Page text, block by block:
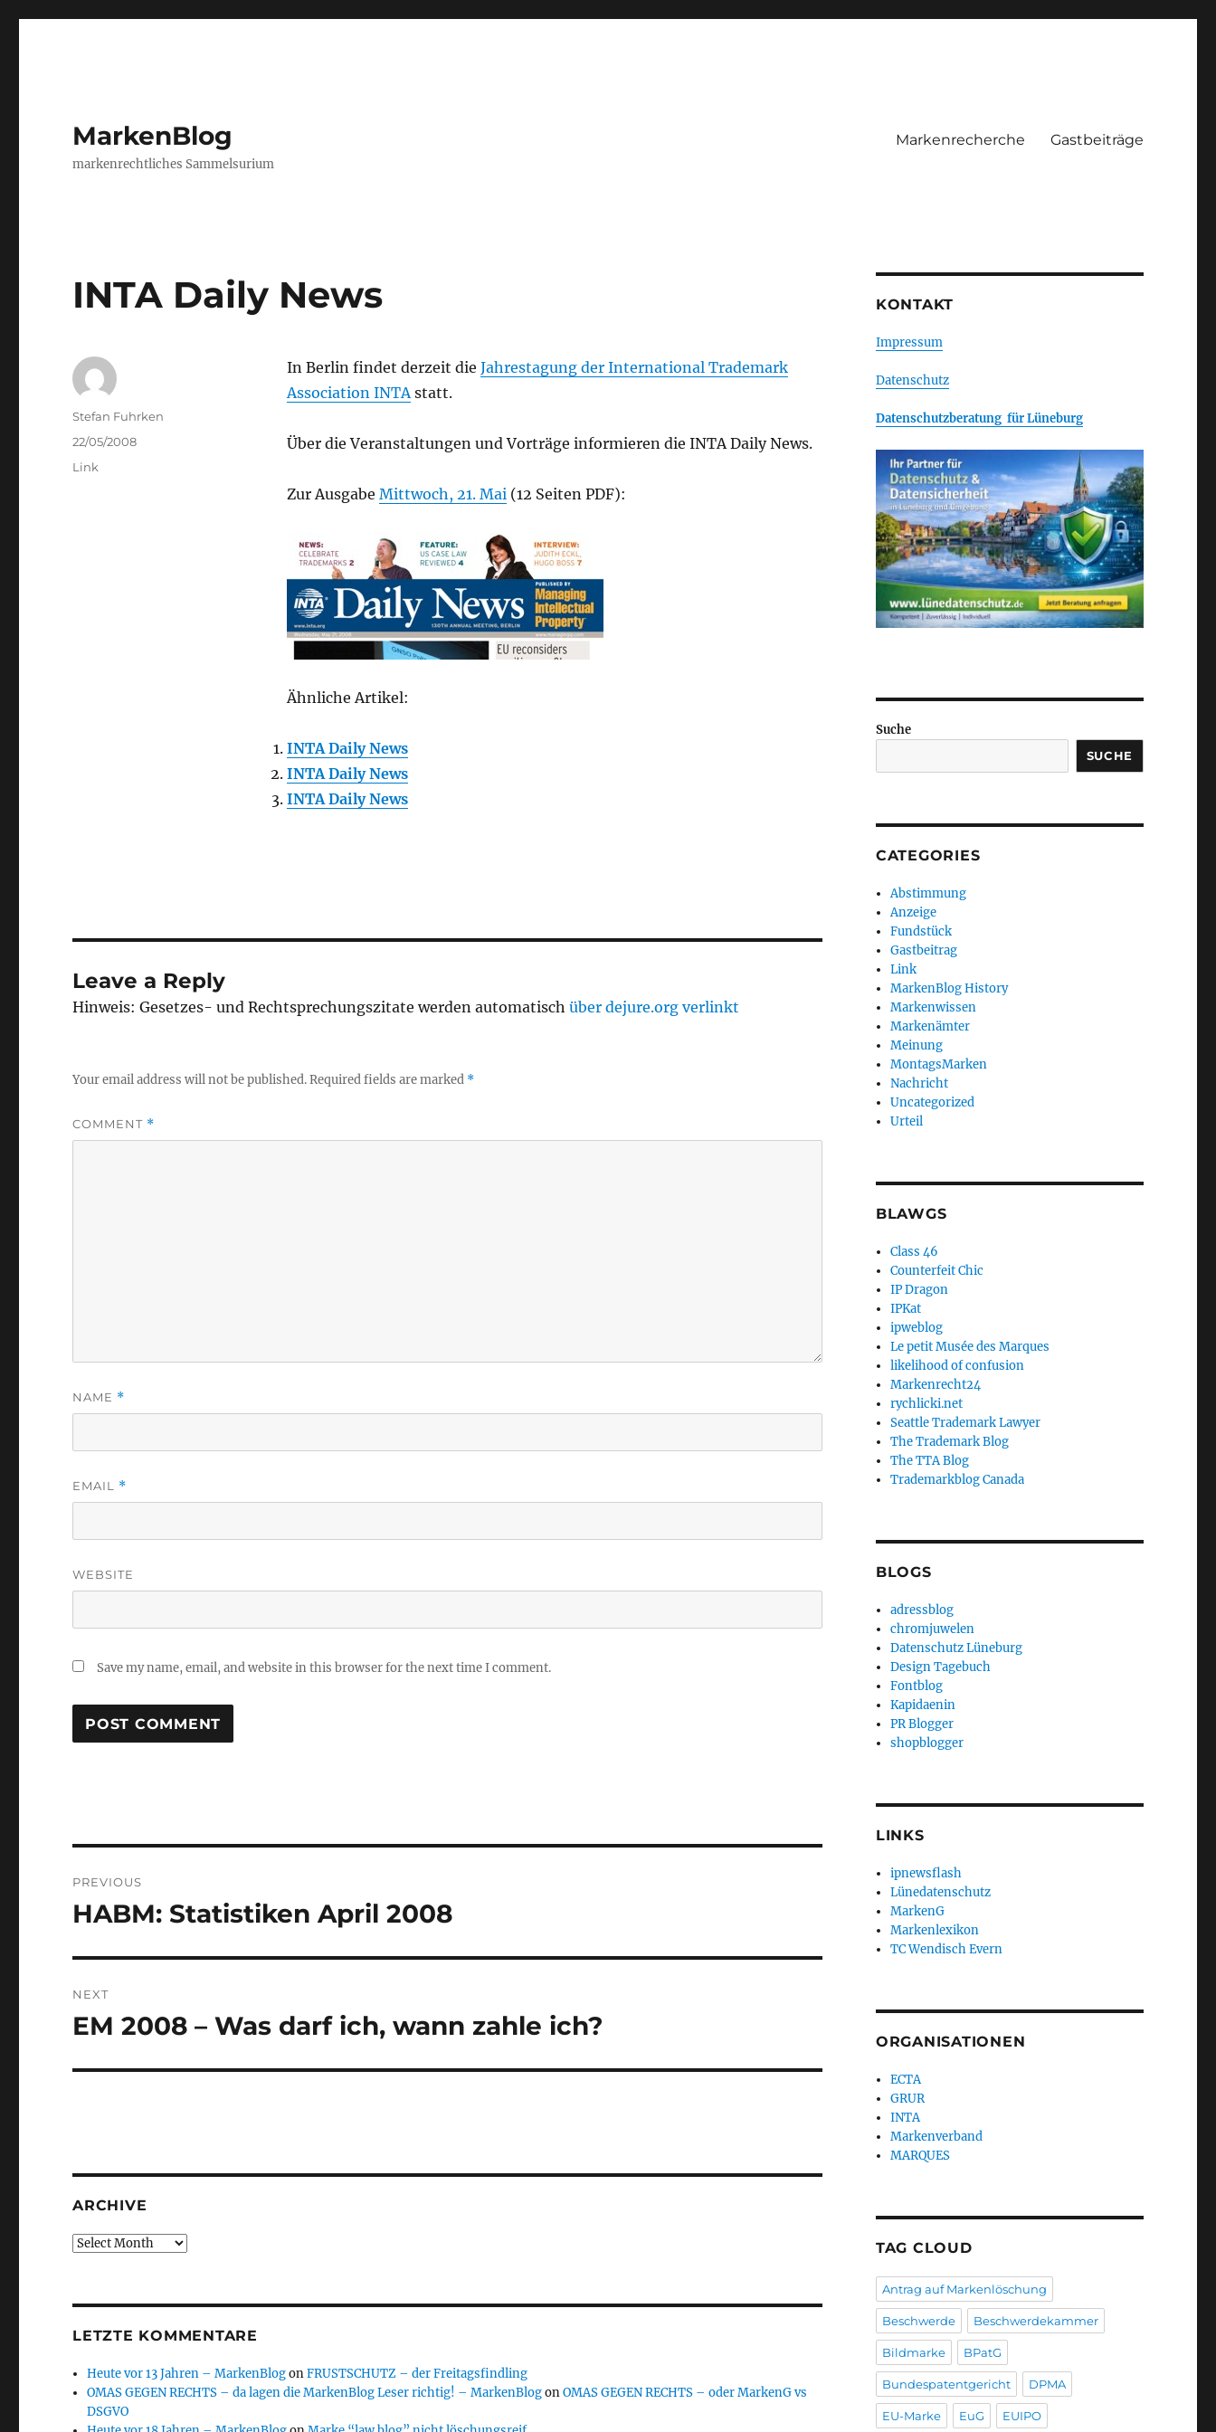
MarkenBlog
markenrechtliches Sammelsurium
Markenrecherche Gastbeiträge
INTA Daily News
In Berlin findet derzeit die Jahrestagung der International Trademark
Association INTAstatt.
Über die Veranstaltungen und Vorträge informieren die INTA Daily News.
Zur Ausgabe Mittwoch, 21. Mai(12 Seiten PDF):
Ähnliche Artikel:
INTA Daily News
INTA Daily News
INTA Daily News
Author
Stefan Fuhrken
Posted
on
22/05/2008
Categories
Link
Leave a Reply
Hinweis: Gesetzes- und Rechtsprechungszitate werden automatischüber dejure.org verlinkt
Your email address will not be published.Required fields are marked *
COMMENT *
NAME *
EMAIL *
WEBSITE
Save my name, email, and website in this browser for the next time I comment.
navigation
PREVIOUS
Previous
HABM: Statistiken April 2008
NEXT
Next
EM 2008 – Was darf ich, wann zahle ich?
ARCHIVE
Archive
LETZTE KOMMENTARE
Heute vor 13 Jahren – MarkenBlogonFRUSTSCHUTZ – der Freitagsfindling
OMAS GEGEN RECHTS – da lagen die MarkenBlog Leser richtig! – MarkenBlogonOMAS GEGEN RECHTS – oder MarkenG vs
DSGVO
KONTAKT
Impressum
Datenschutz
Datenschutzberatung für Lüneburg
Suche
SUCHE
CATEGORIES
Abstimmung
Anzeige
Fundstück
Gastbeitrag
Link
MarkenBlog History
Markenwissen
Markenämter
Meinung
MontagsMarken
Nachricht
Uncategorized
Urteil
BLAWGS
Class 46
Counterfeit Chic
IP Dragon
IPKat
ipweblog
Le petit Musée des Marques
likelihood of confusion
Markenrecht24
rychlicki.net
Seattle Trademark Lawyer
The Trademark Blog
The TTA Blog
Trademarkblog Canada
BLOGS
adressblog
chromjuwelen
Datenschutz Lüneburg
Design Tagebuch
Fontblog
Kapidaenin
PR Blogger
shopblogger
LINKS
ipnewsflash
Lünedatenschutz
MarkenG
Markenlexikon
TC Wendisch Evern
ORGANISATIONEN
ECTA
GRUR
INTA
Markenverband
MARQUES
TAG CLOUD
Antrag auf Markenlöschung
Beschwerde Beschwerdekammer
Bildmarke BPatG
Bundespatentgericht DPMA
EU-Marke EuG EUIPO